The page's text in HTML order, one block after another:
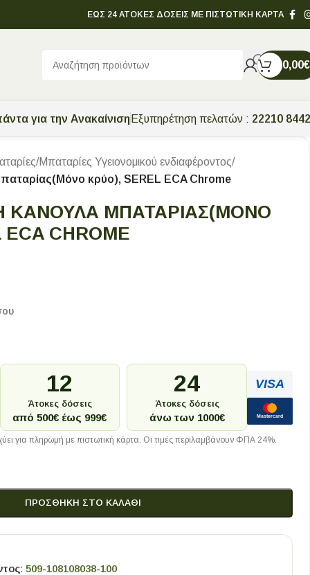
ΕΩΣ 24 ΑΤΟΚΕΣ ΔΟΣΕΙΣ ΜΕ ΠΙΣΤΩΤΙΚΗ ΚΑΡΤΑ
0,00€
για την Ανακαίνιση Εξυπηρέτηση πελατών : 22210
/Μπαταρίες Υγειονομικού ενδιαφέροντος/
κρύο), SEREL ECA Chrome
ΚΆΝΟΥΛΑ ΜΠΑΤΑΡΊΑΣ(ΜΌΝΟ
CHROME
12
Άτοκες δόσεις
από 500€ έως 999€
24
Άτοκες δόσεις
άνω των 1000€
VISA
Mastercard
για πληρωμή με πιστωτική κάρτα. Οι τιμές περιλαμβάνουν ΦΠΑ 24%.
ΠΡΟΣΘΉΚΗ ΣΤΟ ΚΑΛΆΘΙ
509-108108038-100